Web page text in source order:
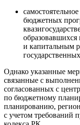
бюджетных
и капитальным
Однако указанные
связанные с
согласованных с
по бюджетному
планированию,
с учетом требований